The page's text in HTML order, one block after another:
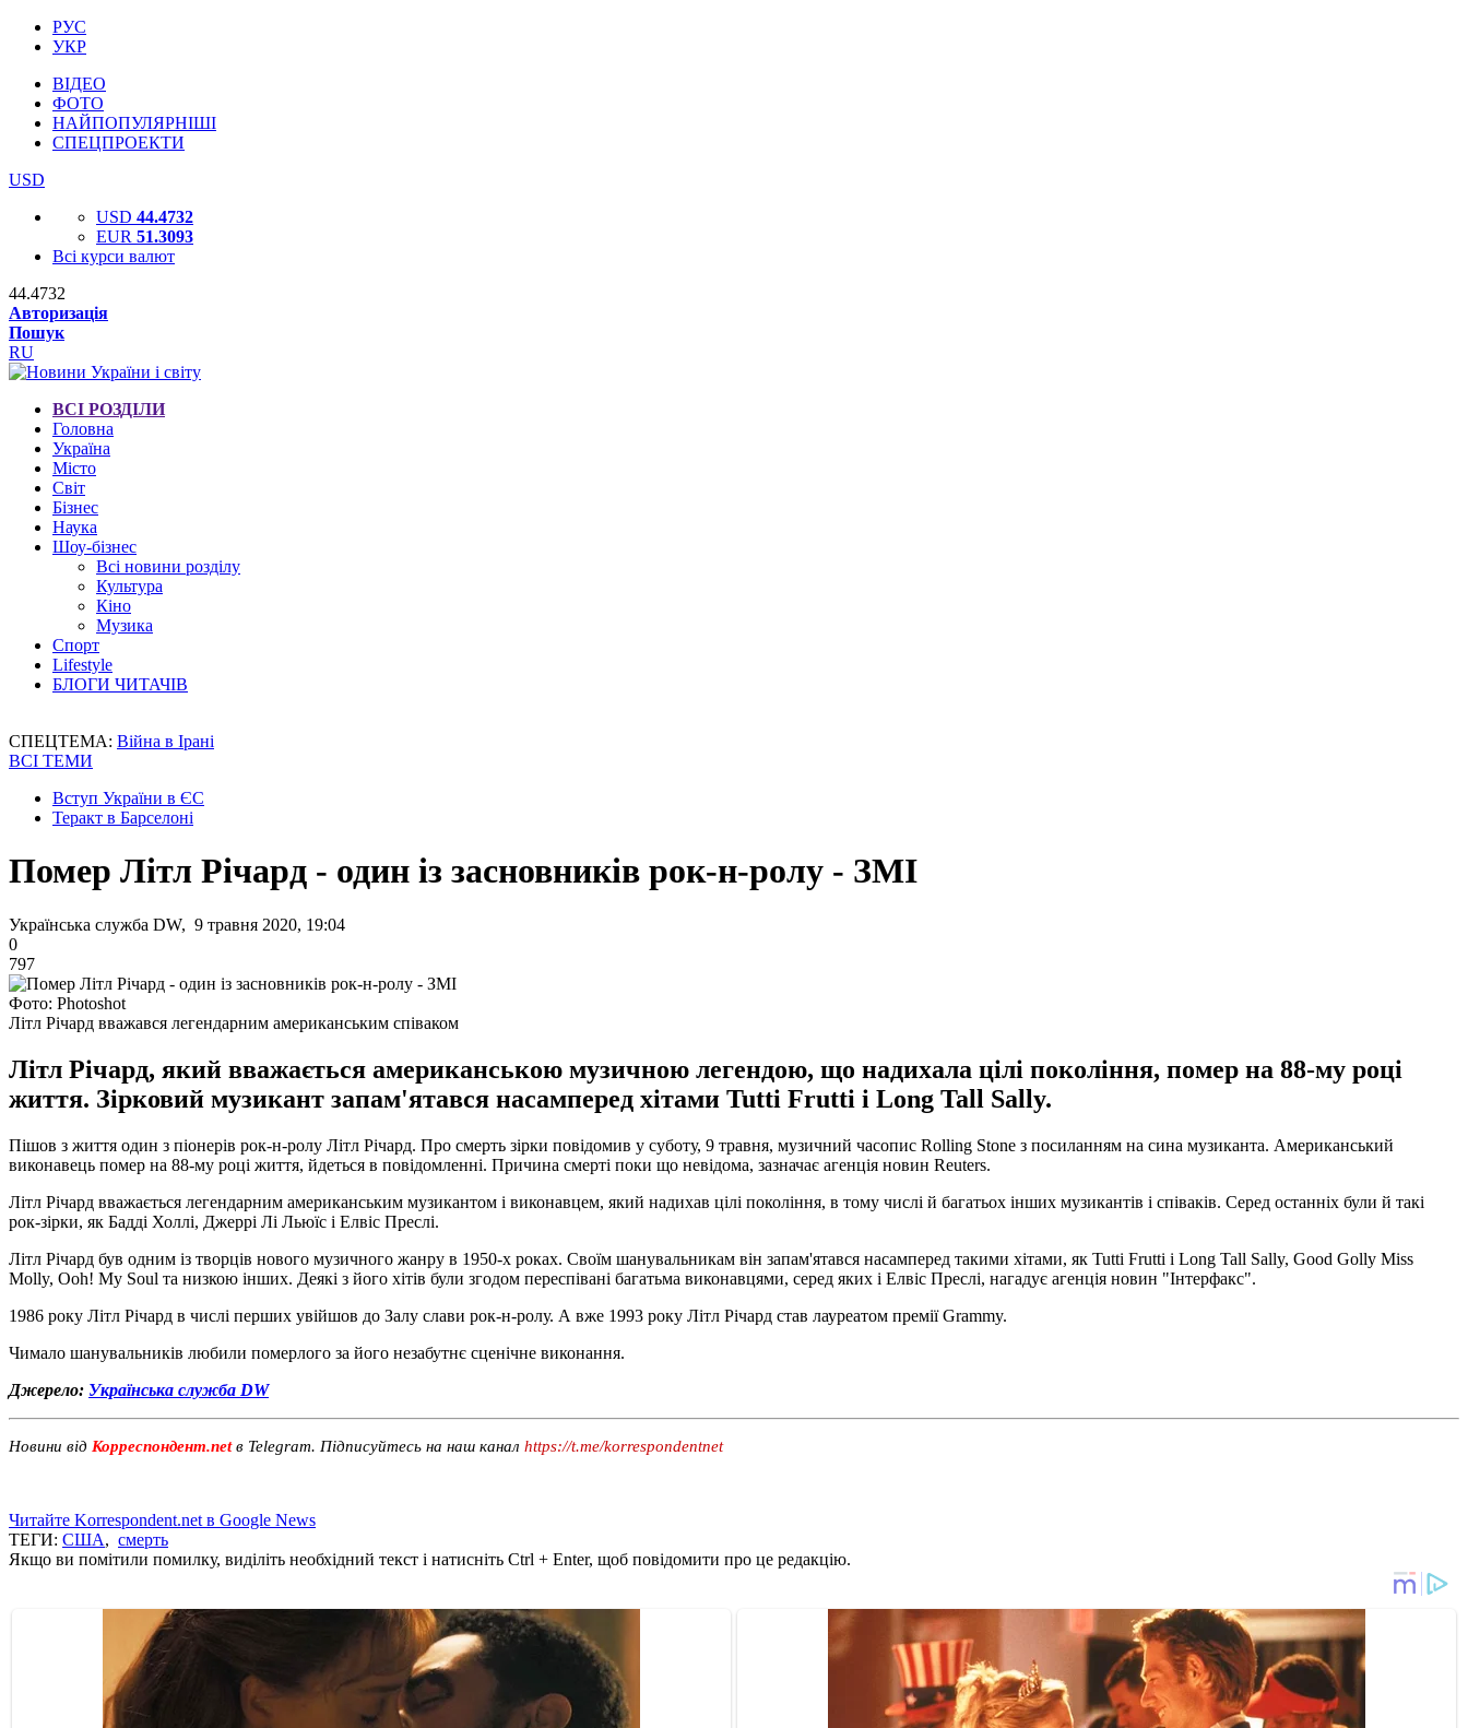
РУС
УКР
ВІДЕО
ФОТО
НАЙПОПУЛЯРНІШІ
СПЕЦПРОЕКТИ
USD
USD 44.4732
EUR 51.3093
Всі курси валют
44.4732
Авторизація
Пошук
RU
ВСІ РОЗДІЛИ
Головна
Україна
Місто
Світ
Бізнес
Наука
Шоу-бізнес
Всі новини розділу
Культура
Кіно
Музика
Спорт
Lifestyle
БЛОГИ ЧИТАЧІВ
СПЕЦТЕМА: Війна в Ірані
ВСІ ТЕМИ
Вступ України в ЄС
Теракт в Барселоні
Помер Літл Річард - один із засновників рок-н-ролу - ЗМІ
Українська служба DW, 9 травня 2020, 19:04
0
797
Фото: Photoshot
Літл Річард вважався легендарним американським співаком
Літл Річард, який вважається американською музичною легендою, що надихала цілі покоління, помер на 88-му році
життя. Зірковий музикант запам'ятався насамперед хітами Tutti Frutti і Long Tall Sally.
Пішов з життя один з піонерів рок-н-ролу Літл Річард. Про смерть зірки повідомив у суботу, 9 травня, музичний часопис Rolling Stone з посиланням на сина музиканта. Американський
виконавець помер на 88-му році життя, йдеться в повідомленні. Причина смерті поки що невідома, зазначає агенція новин Reuters.
Літл Річард вважається легендарним американським музикантом і виконавцем, який надихав цілі покоління, в тому числі й багатьох інших музикантів і співаків. Серед останніх були й такі
рок-зірки, як Бадді Холлі, Джеррі Лі Льюїс і Елвіс Преслі.
Літл Річард був одним із творців нового музичного жанру в 1950-х роках. Своїм шанувальникам він запам'ятався насамперед такими хітами, як Tutti Frutti і Long Tall Sally, Good Golly Miss
Molly, Ooh! My Soul та низкою інших. Деякі з його хітів були згодом переспівані багатьма виконавцями, серед яких і Елвіс Преслі, нагадує агенція новин "Інтерфакс".
1986 року Літл Річард в числі перших увійшов до Залу слави рок-н-ролу. А вже 1993 року Літл Річард став лауреатом премії Grammy.
Чимало шанувальників любили померлого за його незабутнє сценічне виконання.
Джерело: Українська служба DW
Новини від Корреспондент.netв Telegram. Підписуйтесь на наш канал https://t.me/korrespondentnet
Читайте Korrespondent.net в Google News
ТЕГИ: США, смерть
Якщо ви помітили помилку, виділіть необхідний текст і натисніть Ctrl + Enter, щоб повідомити про це редакцію.